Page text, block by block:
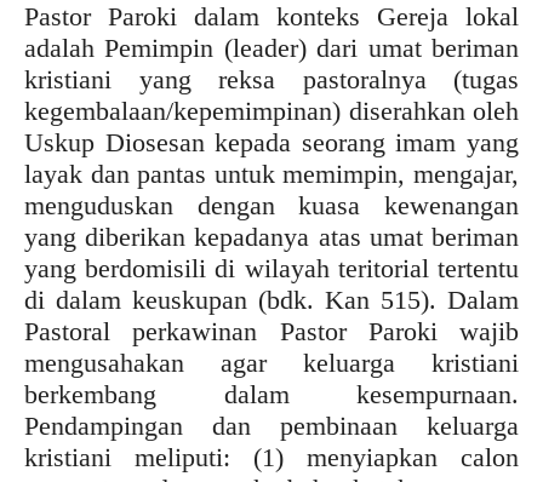
Pastor Paroki dalam konteks Gereja lokal
adalah Pemimpin (leader) dari umat beriman
kristiani yang reksa pastoralnya (tugas
kegembalaan/kepemimpinan) diserahkan oleh
Uskup Diosesan kepada seorang imam yang
layak dan pantas untuk memimpin, mengajar,
menguduskan dengan kuasa kewenangan
yang diberikan kepadanya atas umat beriman
yang berdomisili di wilayah teritorial tertentu
di dalam keuskupan (bdk. Kan 515). Dalam
Pastoral perkawinan Pastor Paroki wajib
mengusahakan agar keluarga kristiani
berkembang dalam kesempurnaan.
Pendampingan dan pembinaan keluarga
kristiani meliputi: (1) menyiapkan calon